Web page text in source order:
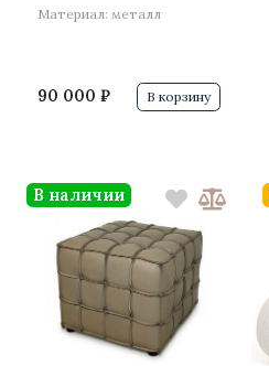
Материал: металл
90 000 ₽ В корзину
В наличии